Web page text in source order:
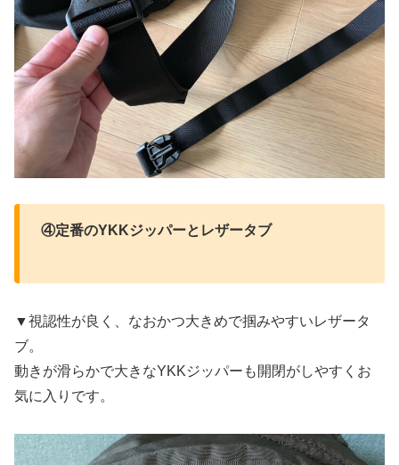
④定番のYKKジッパーとレザータブ
▼視認性が良く、なおかつ大きめで掴みやすいレザータ
ブ。
動きが滑らかで大きなYKKジッパーも開閉がしやすくお
気に入りです。